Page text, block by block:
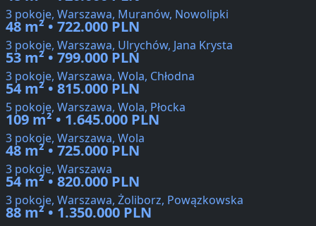
3 pokoje, Warszawa, Muranów, Nowolipki
48 m² • 722.000 PLN
3 pokoje, Warszawa, Ulrychów, Jana Krysta
53 m² • 799.000 PLN
3 pokoje, Warszawa, Wola, Chłodna
54 m² • 815.000 PLN
5 pokoje, Warszawa, Wola, Płocka
109 m² • 1.645.000 PLN
3 pokoje, Warszawa, Wola
48 m² • 725.000 PLN
3 pokoje, Warszawa
54 m² • 820.000 PLN
3 pokoje, Warszawa, Żoliborz, Powązkowska
88 m² • 1.350.000 PLN